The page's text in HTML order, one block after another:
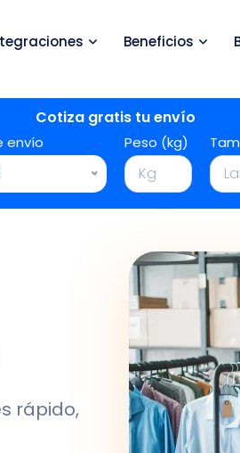
Beneficios
Cotiza gratis tu envío
envío Peso (kg)
rápido,